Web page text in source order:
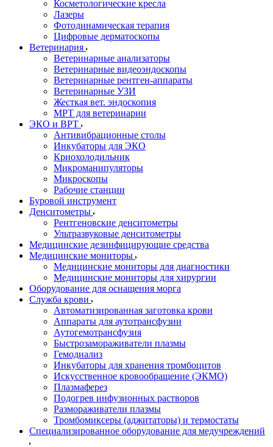
Косметологические кресла
Лазеры
Фотодинамическая терапия
Цифровые дерматоскопы
Ветеринария
Ветеринарные анализаторы
Ветеринарные видеоэндоскопы
Ветеринарные рентген-аппараты
Ветеринарные УЗИ
Жесткая вет. эндоскопия
МРТ для ветеринарии
ЭКО и ВРТ
Антивибрационные столы
Инкубаторы для ЭКО
Криохолодильник
Микроманипуляторы
Микроскопы
Рабочие станции
Буровой инструмент
Денситометры
Рентгеновские денситометры
Ультразвуковые денситометры
Медицинские дезинфицирующие средства
Медицинские мониторы
Медицинские мониторы для диагностики
Медицинские мониторы для хирургии
Оборудование для оснащения морга
Служба крови
Автоматизированная заготовка крови
Аппараты для аутотрансфузии
Аутогемотрансфузия
Быстрозамораживатели плазмы
Гемодиализ
Инкубаторы для хранения тромбоцитов
Искусственное кровообращение (ЭКМО)
Плазмаферез
Подогрев инфузионных растворов
Размораживатели плазмы
Тромбомиксеры (аджитаторы) и термостаты
Специализированное оборудование для медучреждений